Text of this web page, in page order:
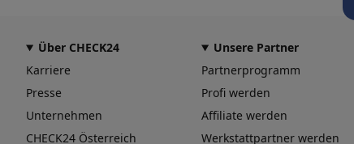
Über CHECK24
Karriere
Presse
Unternehmen
CHECK24 Österreich
Unsere Partner
Partnerprogramm
Profi werden
Affiliate werden
Werkstattpartner werden